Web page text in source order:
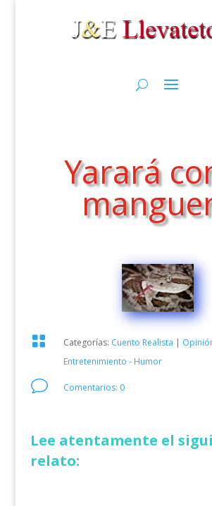
Yarará
 Categorías: Cuento Realista |
Entretenimiento - Humor
v Comentarios: 0
Lee atentamente el
relato: